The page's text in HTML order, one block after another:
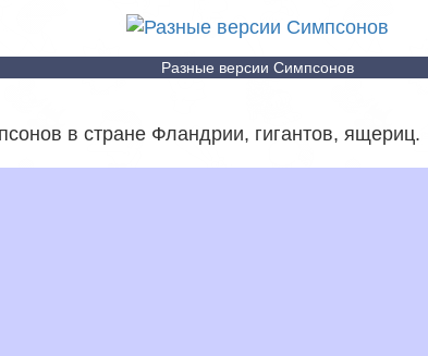
Разные версии Симпсонов
в стране Фландрии, гигантов, ящериц.